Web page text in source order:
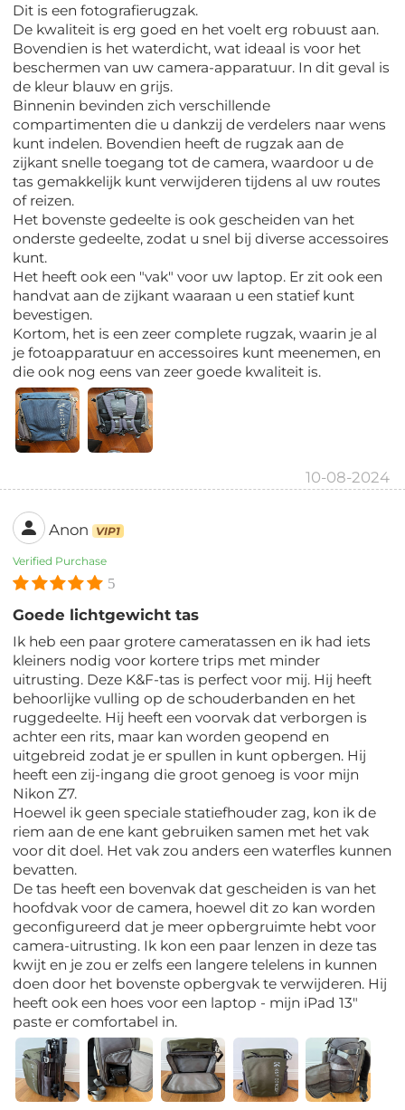
Dit is een fotografierugzak.
De kwaliteit is erg goed en het voelt erg robuust aan.
Bovendien is het waterdicht, wat ideaal is voor het
beschermen van uw camera-apparatuur. In dit geval is
de kleur blauw en grijs.
Binnenin bevinden zich verschillende
compartimenten die u dankzij de verdelers naar wens
kunt indelen. Bovendien heeft de rugzak aan de
zijkant snelle toegang tot de camera, waardoor u de
tas gemakkelijk kunt verwijderen tijdens al uw routes
of reizen.
Het bovenste gedeelte is ook gescheiden van het
onderste gedeelte, zodat u snel bij diverse accessoires
kunt.
Het heeft ook een "vak" voor uw laptop. Er zit ook een
handvat aan de zijkant waaraan u een statief kunt
bevestigen.
Kortom, het is een zeer complete rugzak, waarin je al
je fotoapparatuur en accessoires kunt meenemen, en
die ook nog eens van zeer goede kwaliteit is.
10-08-2024
Anon VIP1
Verified Purchase
5
Goede lichtgewicht tas
Ik heb een paar grotere cameratassen en ik had iets
kleiners nodig voor kortere trips met minder
uitrusting. Deze K&F-tas is perfect voor mij. Hij heeft
behoorlijke vulling op de schouderbanden en het
ruggedeelte. Hij heeft een voorvak dat verborgen is
achter een rits, maar kan worden geopend en
uitgebreid zodat je er spullen in kunt opbergen. Hij
heeft een zij-ingang die groot genoeg is voor mijn
Nikon Z7.
Hoewel ik geen speciale statiefhouder zag, kon ik de
riem aan de ene kant gebruiken samen met het vak
voor dit doel. Het vak zou anders een waterfles kunnen
bevatten.
De tas heeft een bovenvak dat gescheiden is van het
hoofdvak voor de camera, hoewel dit zo kan worden
geconfigureerd dat je meer opbergruimte hebt voor
camera-uitrusting. Ik kon een paar lenzen in deze tas
kwijt en je zou er zelfs een langere telelens in kunnen
doen door het bovenste opbergvak te verwijderen. Hij
heeft ook een hoes voor een laptop - mijn iPad 13"
paste er comfortabel in.